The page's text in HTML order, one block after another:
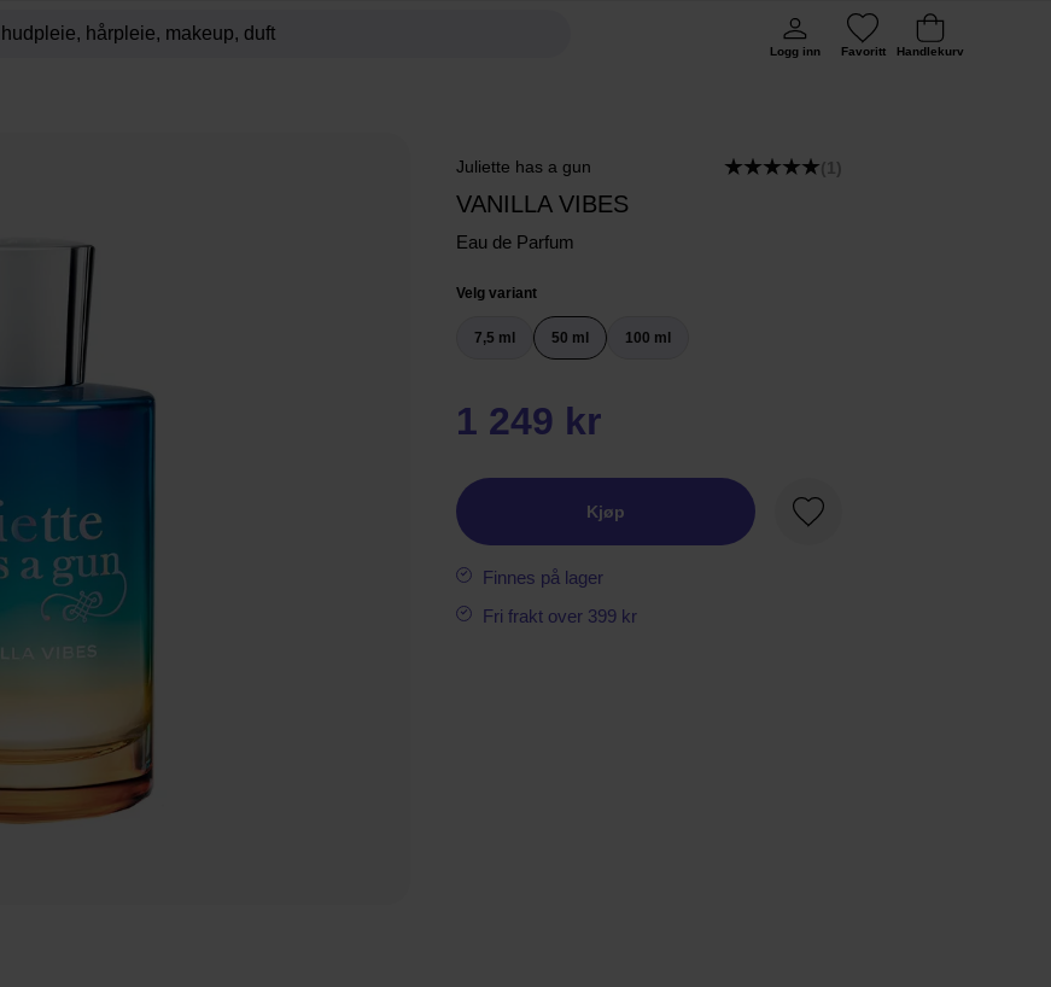
Logg inn Favoritt Handlekurv
Juliette has a gun (1)
VANILLA VIBES
Eau de Parfum
Velg variant
7,5 ml 50 ml 100 ml
1 249 kr
Kjøp
Favoritt
Finnes på lager
Fri frakt over 399 kr